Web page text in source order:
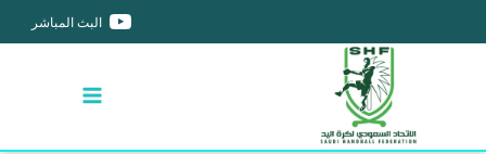
البث المباشر